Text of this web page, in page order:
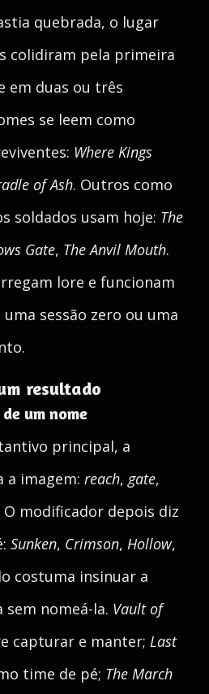
quebrada, o lugar
colidiram pela primeira
em duas ou três
se leem como
Where Kings
of Ash. Outros como
soldados usam hoje: The
Gate, The Anvil Mouth.
lore e funcionam
sessão zero ou uma
resultado
um nome
principal, a
a imagem: reach, gate,
O modificador depois diz
Sunken, Crimson, Hollow,
costuma insinuar a
nomeá-la. Vault of
capturar e manter; Last
time de pé; The March